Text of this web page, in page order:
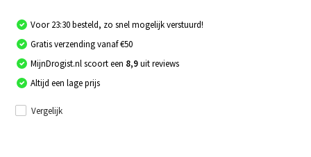
Voor 23:30 besteld, zo snel mogelijk verstuurd!
Gratis verzending vanaf €50
MijnDrogist.nl scoort een 8,9uit reviews
Altijd een lage prijs
Vergelijk